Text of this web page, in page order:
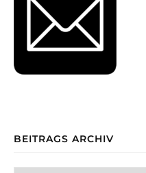
BEITRAGS ARCHIV